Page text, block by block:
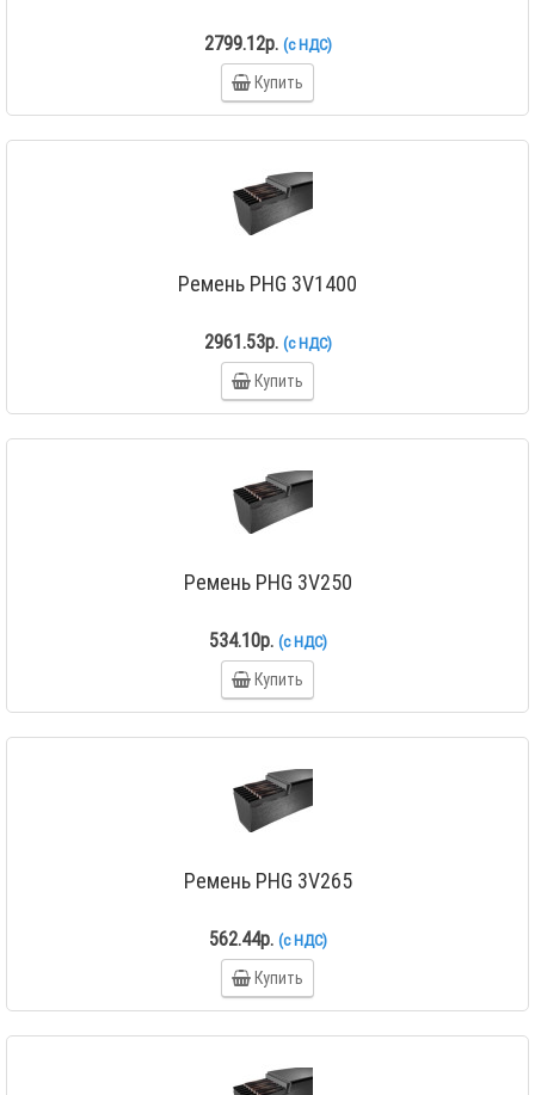
2799.12р. (с НДС)
Купить
Ремень PHG 3V1400
2961.53р. (с НДС)
Купить
Ремень PHG 3V250
534.10р. (с НДС)
Купить
Ремень PHG 3V265
562.44р. (с НДС)
Купить